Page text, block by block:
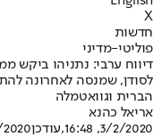
X
חדשות
פוליטי-מדיני
דיווח ערבי: נתניהו ביקש
לסודן, שמנסה לאחרונה
הברית וגוואטמלה
אריאל כהנא
3/2/2020, 16:48
,עודכן19:14